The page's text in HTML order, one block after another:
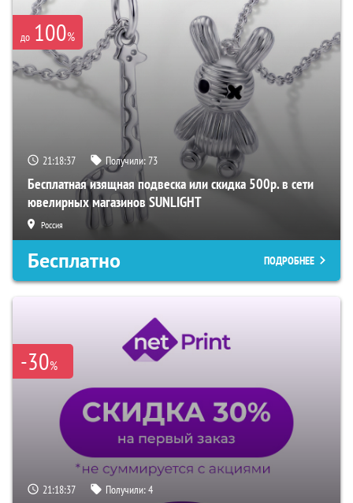
до 100%
21:18:36 Получили:73
Бесплатная изящная подвеска или скидка 500р. в сети
ювелирных магазинов SUNLIGHT
Россия
Бесплатно ПОДРОБНЕЕ
-30%
21:18:36 Получили:4